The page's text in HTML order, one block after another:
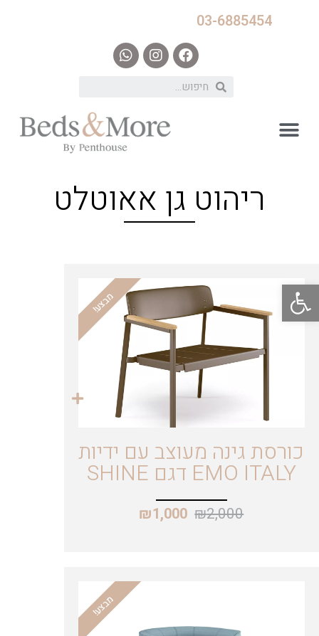
פתח סרגל נגישות
03-6885454
ריהוט גן אאוטלט
מבצע!
כורסת גינה מעוצב עם ידיות
EMO ITALY דגם SHINE
₪2,000
₪1,000
מבצע!